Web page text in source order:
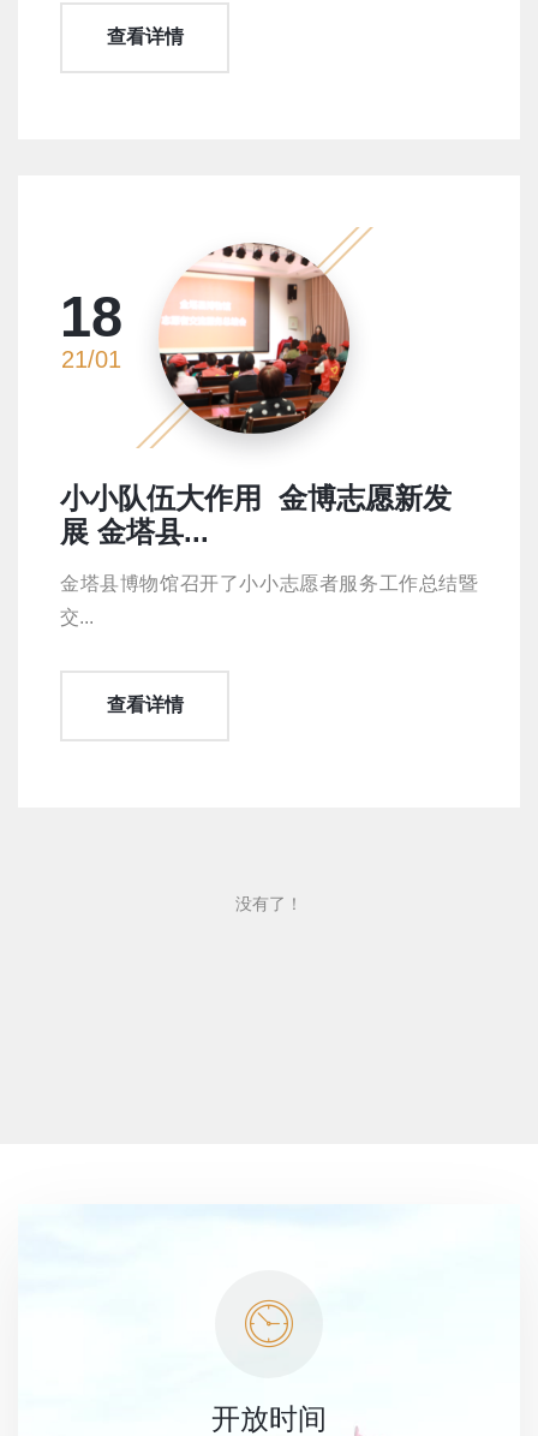
查看详情
18
21/01
小小队伍大作用 金博志愿新发
展 金塔县...
金塔县博物馆召开了小小志愿者服务工作总结暨
交...
查看详情
没有了！
开放时间